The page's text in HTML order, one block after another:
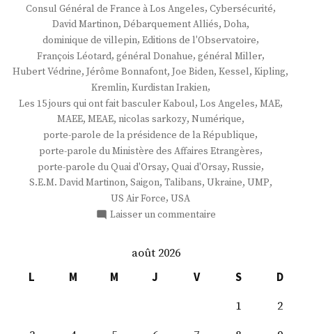
Consul Général de France à Los Angeles, Cybersécurité,
David Martinon, Débarquement Alliés, Doha,
dominique de villepin, Editions de l'Observatoire,
François Léotard, général Donahue, général Miller,
Hubert Védrine, Jérôme Bonnafont, Joe Biden, Kessel, Kipling,
Kremlin, Kurdistan Irakien,
Les 15 jours qui ont fait basculer Kaboul, Los Angeles, MAE,
MAEE, MEAE, nicolas sarkozy, Numérique,
porte-parole de la présidence de la République,
porte-parole du Ministère des Affaires Etrangères,
porte-parole du Quai d'Orsay, Quai d'Orsay, Russie,
S.E.M. David Martinon, Saigon, Talibans, Ukraine, UMP,
US Air Force, USA
Laisser un commentaire
David
août 2026
L
M M J V S
D
1
2